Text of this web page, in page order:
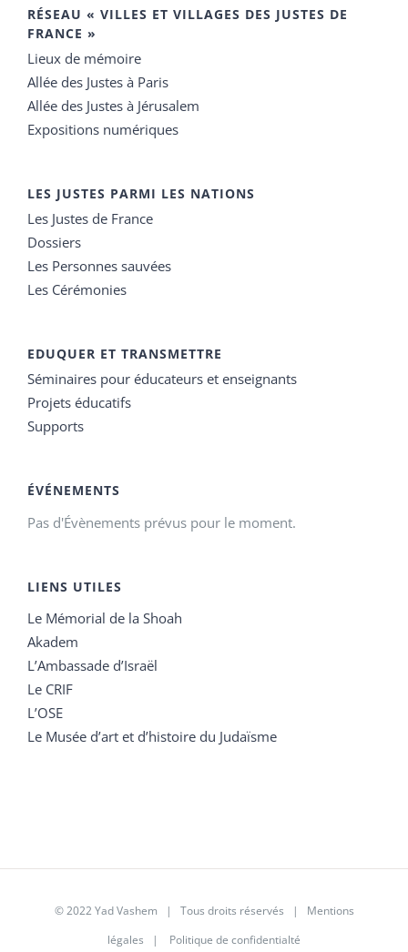
RÉSEAU « VILLES ET VILLAGES DES JUSTES DE
FRANCE »
Lieux de mémoire
Allée des Justes à Paris
Allée des Justes à Jérusalem
Expositions numériques
LES JUSTES PARMI LES NATIONS
Les Justes de France
Dossiers
Les Personnes sauvées
Les Cérémonies
EDUQUER ET TRANSMETTRE
Séminaires pour éducateurs et enseignants
Projets éducatifs
Supports
ÉVÉNEMENTS
Pas d'Évènements prévus pour le moment.
LIENS UTILES
Le Mémorial de la Shoah
Akadem
L’Ambassade d’Israël
Le CRIF
L’OSE
Le Musée d’art et d’histoire du Judaïsme
© 2022 Yad Vashem | Tous droits réservés | Mentions
légales | Politique de confidentialté